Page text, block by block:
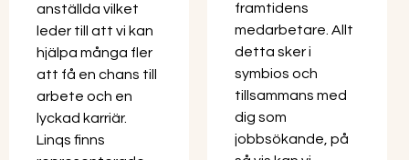
anställda vilket
leder till att vi kan
hjälpa många fler
att få en chans till
arbete och en
lyckad karriär.
Linqs finns
framtidens
medarbetare. Allt
detta sker i
symbios och
tillsammans med
dig som
jobbsökande, på